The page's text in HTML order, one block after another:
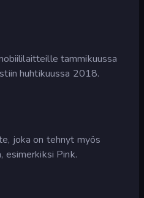
tammikuussa
huhtikuussa 2018.
joka on tehnyt myös
esimerkiksi Pink.